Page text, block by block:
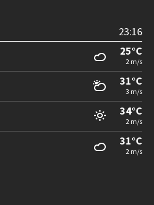
23:16
25°C
2 m/s
31°C
3 m/s
34°C
2 m/s
31°C
2 m/s